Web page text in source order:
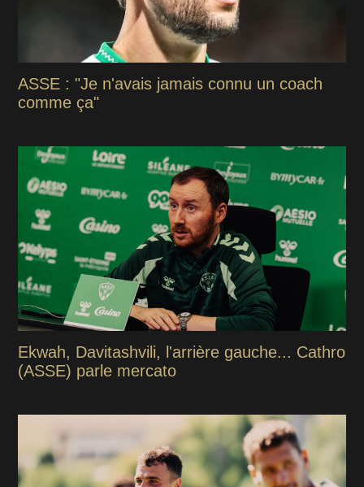
ASSE : "Je n'avais jamais connu un coach
comme ça"
Ekwah, Davitashvili, l'arrière gauche... Cathro
(ASSE) parle mercato